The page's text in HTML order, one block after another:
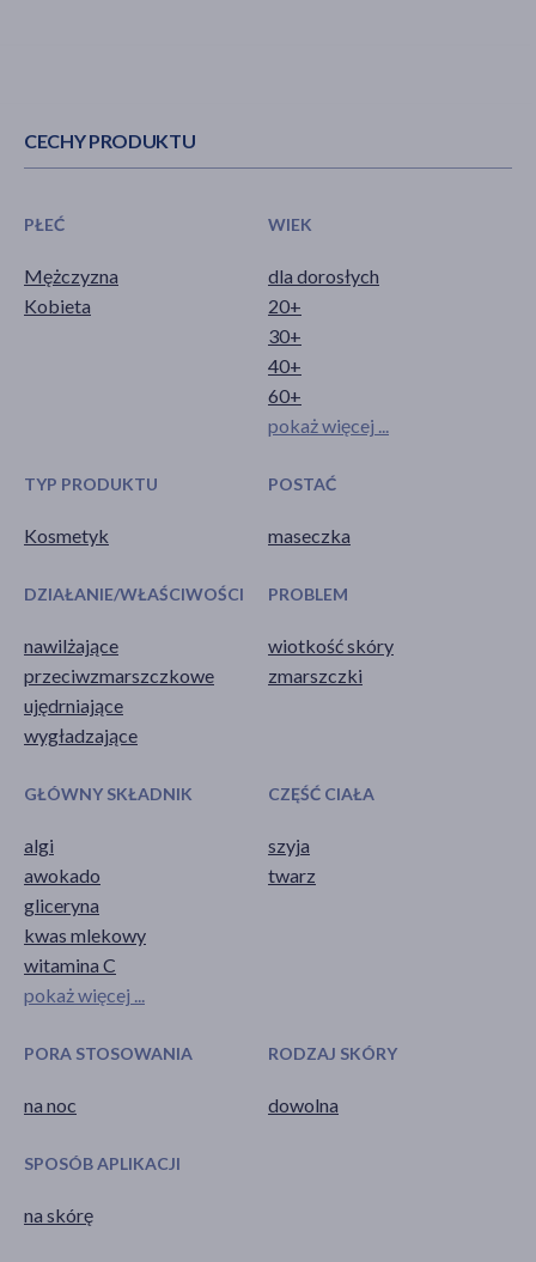
CECHY PRODUKTU
PŁEĆ
Mężczyzna
Kobieta
WIEK
dla dorosłych
20+
30+
40+
60+
pokaż więcej ...
TYP PRODUKTU
Kosmetyk
POSTAĆ
maseczka
DZIAŁANIE/WŁAŚCIWOŚCI
nawilżające
przeciwzmarszczkowe
ujędrniające
wygładzające
PROBLEM
wiotkość skóry
zmarszczki
GŁÓWNY SKŁADNIK
algi
awokado
gliceryna
kwas mlekowy
witamina C
pokaż więcej ...
CZĘŚĆ CIAŁA
szyja
twarz
PORA STOSOWANIA
na noc
RODZAJ SKÓRY
dowolna
SPOSÓB APLIKACJI
na skórę